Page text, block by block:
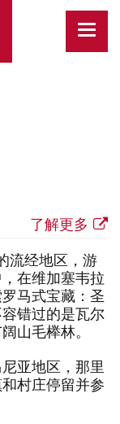
菜
了解更多
流经地区，游
在维加塞韦拉
马式宝藏：圣
错过的是瓦尔
山毛榉林。
亚地区，那里
村庄停留并参